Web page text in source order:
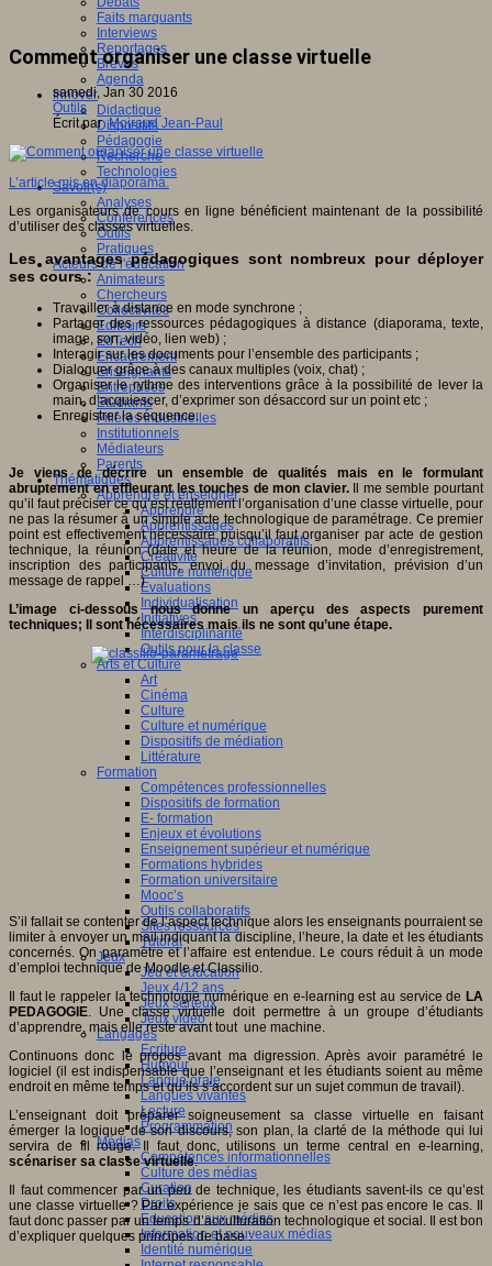
Faits marquants
Interviews
Reportages
Brèves
Agenda
Innover
Didactique
Dispositifs
Pédagogie
Recherche
Technologies
Savoir(s)
Analyses
Conférences
Outils
Pratiques
Acteurs de l'éducation
Animateurs
Chercheurs
Collectivités
Editeurs
EdTech
Encadrement
Enseignants
Entreprises
Etudiants
Filières industrielles
Institutionnels
Médiateurs
Parents
Thématiques
Apprendre et enseigner
Apprendre
Apprentissages
Apprentissages collaboratifs
Créativité
Culture numérique
Evaluations
Individualisation
Initiatives
Interdisciplinarité
Outils pour la classe
Arts et Culture
Art
Cinéma
Culture
Culture et numérique
Dispositifs de médiation
Littérature
Formation
Compétences professionnelles
Dispositifs de formation
E- formation
Enjeux et évolutions
Enseignement supérieur et numérique
Formations hybrides
Formation universitaire
Mooc’s
Outils collaboratifs
Sites ressources
Tutorat
Jeux
Jeu et éducation
Jeux 4/12 ans
Jeux sérieux
Jeux vidéo
Langages
Ecriture
Humour
Langue orale
Langues vivantes
Lecture
Programmation
Médias
Compétences informationnelles
Culture des médias
Curation
Droits
Education aux médias
Information et nouveaux médias
Identité numérique
Comment organiser une classe virtuelle
samedi, Jan 30 2016
Outils
Écrit parMoiraud Jean-Paul
L’article mis en diaporama.
Les organisateurs de cours en ligne bénéficient maintenant de la possibilité
d’utiliser des classes virtuelles.
Les avantages pédagogiques sont nombreux pour déployer
ses cours :
Travailler à distance en mode synchrone ;
Partager des ressources pédagogiques à distance (diaporama, texte,
image, son, vidéo, lien web) ;
Interagir sur les documents pour l’ensemble des participants ;
Dialoguer grâce à des canaux multiples (voix, chat) ;
Organiser le rythme des interventions grâce à la possibilité de lever la
main, d’acquiescer, d’exprimer son désaccord sur un point etc ;
Enregistrer la séquence.
Je viens de décrire un ensemble de qualités mais en le formulant
abruptement en effleurant les touches de mon clavier.Il me semble pourtant
qu’il faut préciser ce qu’est réellement l’organisation d’une classe virtuelle, pour
ne pas la résumer à un simple acte technologique de paramétrage. Ce premier
point est effectivement nécessaire puisqu’il faut organiser par acte de gestion
technique, la réunion (date et heure de la réunion, mode d’enregistrement,
inscription des participants, envoi du message d’invitation, prévision d’un
message de rappel …)
L’image ci-dessous nous donne un aperçu des aspects purement
techniques; Il sont nécessaires mais ils ne sont qu’une étape.
S’il fallait se contenter de l’aspect technique alors les enseignants pourraient se
limiter à envoyer un mail indiquant la discipline, l’heure, la date et les étudiants
concernés. On paramètre et l’affaire est entendue. Le cours réduit à un mode
d’emploi technique de Moodle et Classilio.
Il faut le rappeler la technologie numérique en e-learning est au service de LA
PEDAGOGIE. Une classe virtuelle doit permettre à un groupe d’étudiants
d’apprendre, mais elle reste avant tout une machine.
Continuons donc le propos avant ma digression. Après avoir paramétré le
logiciel (il est indispensable que l’enseignant et les étudiants soient au même
endroit en même temps et qu’ils s’accordent sur un sujet commun de travail).
L’enseignant doit préparer soigneusement sa classe virtuelle en faisant
émerger la logique de son discours, son plan, la clarté de la méthode qui lui
servira de fil rouge. Il faut donc, utilisons un terme central en e-learning,
scénariser sa classe virtuelle.
Il faut commencer par un peu de technique, les étudiants savent-ils ce qu’est
une classe virtuelle ? Par expérience je sais que ce n’est pas encore le cas. Il
faut donc passer par un temps d’acculturation technologique et social. Il est bon
d’expliquer quelques principes de base :